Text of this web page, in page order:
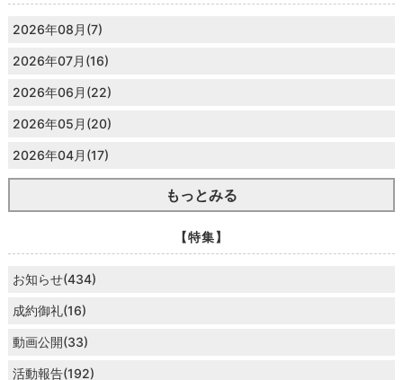
2026年08月(7)
2026年07月(16)
2026年06月(22)
2026年05月(20)
2026年04月(17)
もっとみる
【特集】
お知らせ(434)
成約御礼(16)
動画公開(33)
活動報告(192)